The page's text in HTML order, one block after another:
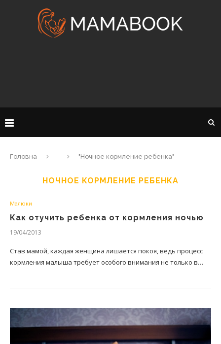
Головна "Ночное кормление ребенка"
НОЧНОЕ КОРМЛЕНИЕ РЕБЕНКА
Малюки
Как отучить ребенка от кормления ночью
19/04/2013
Став мамой, каждая женщина лишается покоя, ведь процесс
кормления малыша требует особого внимания не только в…